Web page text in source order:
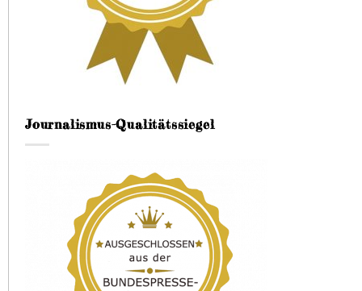
Journalismus-Qualitätssiegel